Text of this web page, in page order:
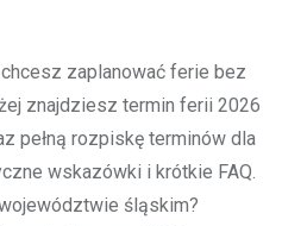
zaplanować ferie bez
znajdziesz termin ferii 2026
pełną rozpiskę terminów dla
wskazówki i krótkie FAQ.
śląskim?